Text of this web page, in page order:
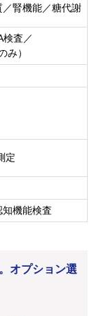
腎機能／糖代謝
検査／
み）
定
機能検査
オプション選